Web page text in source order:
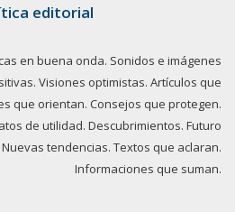
editorial
en buena onda. Sonidos e imágenes
Visiones optimistas. Artículos que
que orientan. Consejos que protegen.
de utilidad. Descubrimientos. Futuro
tendencias. Textos que aclaran.
Informaciones que suman.